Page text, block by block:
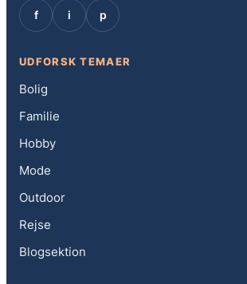
f i p
UDFORSK TEMAER
Bolig
Familie
Hobby
Mode
Outdoor
Rejse
Blogsektion